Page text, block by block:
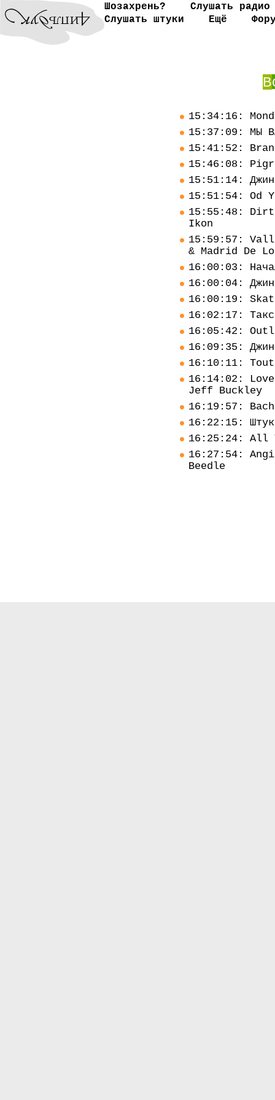
Шозахрень?
Слушать радио
Слушать штуки
Ещё
В
15:34:16:
15:37:09: МЫ
15:41:52:
15:46:08:
15:51:14:
15:51:54: Od
15:55:48:
Ikon
15:59:57:
& Madrid De
16:00:03:
16:00:04:
16:00:19:
16:02:17:
16:05:42:
16:09:35:
16:10:11:
16:14:02:
Jeff Buckley
16:19:57:
16:22:15:
16:25:24: All
16:27:54:
Beedle